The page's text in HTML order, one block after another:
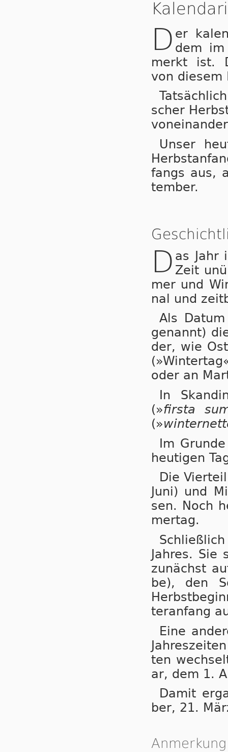
D er
dem
merkt ist.
von die­sem
scher
Unser
fangs aus,
tem­ber.
D as Jahr
Zeit
mer und
nal und
Als
ge­nannt)
der, wie
oder an
In
(»firs­ta
(»
Im
heu­ti­gen
Die
Juni) und
sen. Noch
mer­tag.
Jah­res.
zu­nächst
be), den
ter­an­fang
Eine
ten
ar, dem 1.
Da­mit
ber, 21.